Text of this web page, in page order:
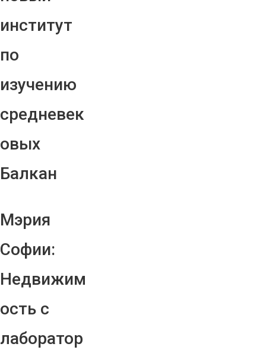
институт
по
изучению
средневек
овых
Балкан
Мэрия
Софии:
Недвижим
ость с
лаборатор